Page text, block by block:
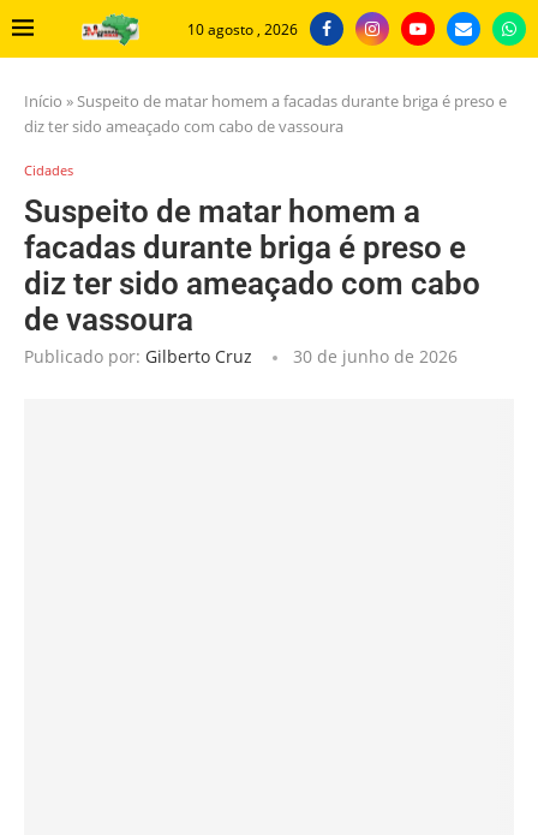
10 agosto , 2026
Início »Suspeito de matar homem a facadas durante briga é preso e
diz ter sido ameaçado com cabo de vassoura
Cidades
Suspeito de matar homem a
facadas durante briga é preso e
diz ter sido ameaçado com cabo
de vassoura
Publicado por: Gilberto Cruz 30 de junho de 2026